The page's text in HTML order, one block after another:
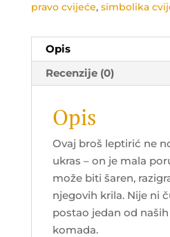
pravo cvijeće, simbolika
Opis
Recenzije (0)
Opis
Ovaj broš leptirić ne
ukras – on je mala
može biti šaren,
njegovih krila. Nije ni
postao jedan od
komada.